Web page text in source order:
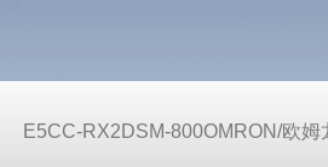
E5CC-RX2DSM-800OMRON/欧